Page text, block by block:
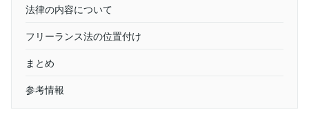
法律の内容について
フリーランス法の位置付け
まとめ
参考情報